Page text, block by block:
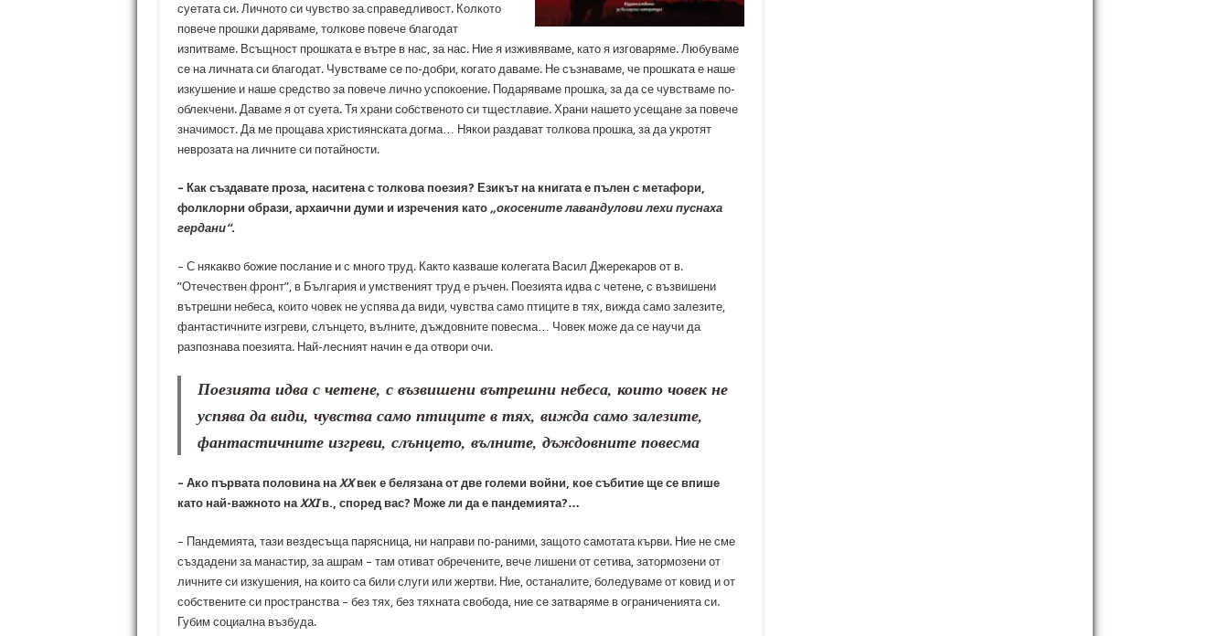
суетата си. Личното си чувство за справедливост. Колкото
повече прошки даряваме, толкове повече благодат
изпитваме. Всъщност прошката е вътре в нас, за нас. Ние я изживяваме, като я изговаряме. Любуваме
се на личната си благодат. Чувстваме се по-добри, когато даваме. Не съзнаваме, че прошката е наше
изкушение и наше средство за повече лично успокоение. Подаряваме прошка, за да се чувстваме по-
облекчени. Даваме я от суета. Тя храни собственото си тщестлавие. Храни нашето усещане за повече
значимост. Да ме прощава християнската догма… Някои раздават толкова прошка, за да укротят
неврозата на личните си потайности.
– Как създавате проза, наситена с толкова поезия? Езикът на книгата е пълен с метафори,
фолклорни образи, архаични думи и изречения като „окосените лавандулови лехи пуснаха
гердани“.
– С някакво божие послание и с много труд. Както казваше колегата Васил Джерекаров от в.
”Отечествен фронт”, в България и умственият труд е ръчен. Поезията идва с четене, с възвишени
вътрешни небеса, които човек не успява да види, чувства само птиците в тях, вижда само залезите,
фантастичните изгреви, слънцето, вълните, дъждовните повесма… Човек може да се научи да
разпознава поезията. Най-лесният начин е да отвори очи.
Поезията идва с четене, с възвишени вътрешни небеса, които човек не
успява да види, чувства само птиците в тях, вижда само залезите,
фантастичните изгреви, слънцето, вълните, дъждовните повесма
– Ако първата половина на XXвек е белязана от две големи войни, кое събитие ще се впише
като най-важното на XXIв., според вас? Може ли да е пандемията?…
– Пандемията, тази вездесъща парясница, ни направи по-раними, защото самотата кърви. Ние не сме
създадени за манастир, за ашрам – там отиват обречените, вече лишени от сетива, затормозени от
личните си изкушения, на които са били слуги или жертви. Ние, останалите, боледуваме от ковид и от
собствените си пространства – без тях, без тяхната свобода, ние се затваряме в ограниченията си.
Губим социална възбуда.